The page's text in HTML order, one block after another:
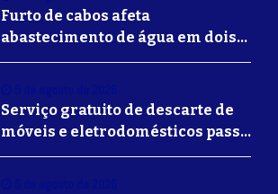
Furto de cabos afeta
abastecimento de água em dois
bairros de Volta Redonda
Serviço gratuito de descarte de
móveis e eletrodomésticos passa
a ser oferecido em Volta